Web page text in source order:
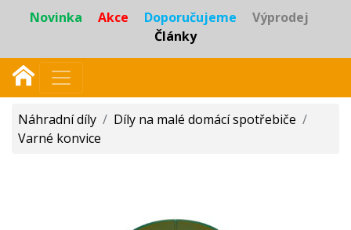
Novinka Akce Doporučujeme
Výprodej
Články
Náhradní díly / Díly na malé domácí spotřebiče /
Varné konvice